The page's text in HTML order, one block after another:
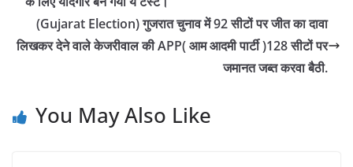
(Gujarat Election) गुजरात चुनाव में 92 सीटों पर जीत का दावा
लिखकर देने वाले केजरीवाल की APP( आम आदमी पार्टी )128 सीटों पर
जमानत जब्त करवा बैठी.
You May Also Like